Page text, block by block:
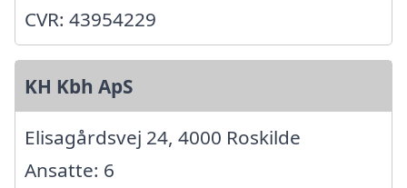
CVR: 43954229
KH Kbh ApS
Elisagårdsvej 24, 4000 Roskilde
Ansatte: 6